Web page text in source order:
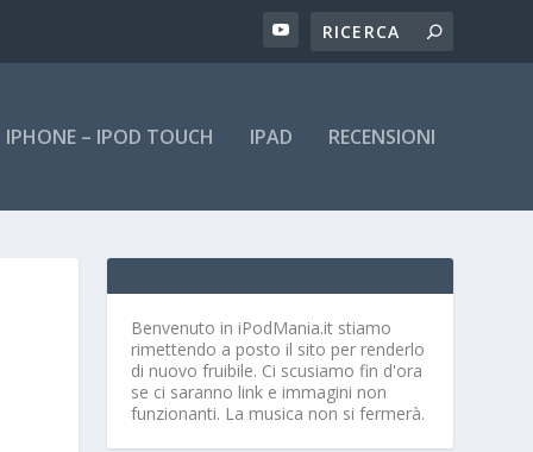
IPHONE – IPOD TOUCH IPAD RECENSIONI
Benvenuto in iPodMania.it stiamo
rimettendo a posto il sito per renderlo
di nuovo fruibile. Ci scusiamo fin d'ora
se ci saranno link e immagini non
funzionanti. La musica non si fermerà.